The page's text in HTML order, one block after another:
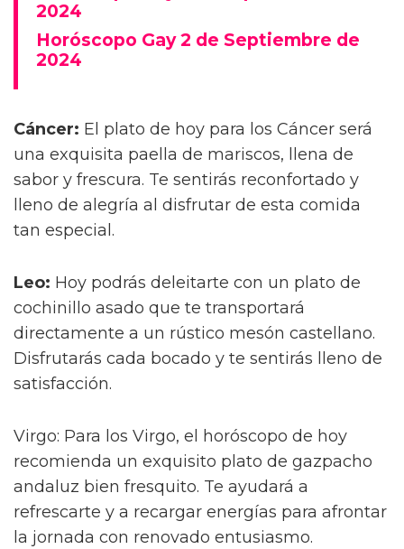
2024
Horóscopo Gay 2 de Septiembre de
2024
Cáncer: El plato de hoy para los Cáncer será
una exquisita paella de mariscos, llena de
sabor y frescura. Te sentirás reconfortado y
lleno de alegría al disfrutar de esta comida
tan especial.
Leo: Hoy podrás deleitarte con un plato de
cochinillo asado que te transportará
directamente a un rústico mesón castellano.
Disfrutarás cada bocado y te sentirás lleno de
satisfacción.
Virgo: Para los Virgo, el horóscopo de hoy
recomienda un exquisito plato de gazpacho
andaluz bien fresquito. Te ayudará a
refrescarte y a recargar energías para afrontar
la jornada con renovado entusiasmo.